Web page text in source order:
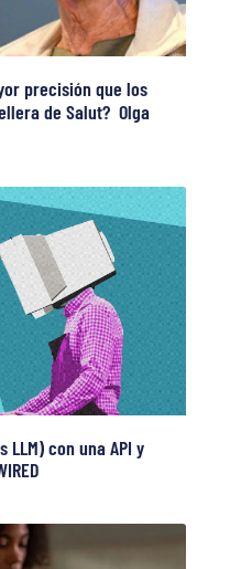
precisión que los
de Salut? Olga
LLM) con una API y